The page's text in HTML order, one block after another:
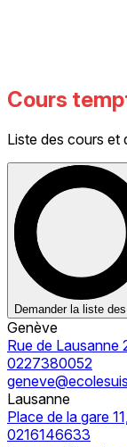
Cours
Liste des cours et
Demander la liste
Genève
Rue de Lausanne
0227380052
Lausanne
Place de la gare
0216146633